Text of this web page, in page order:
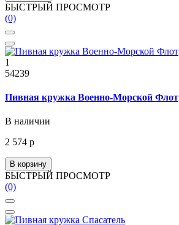
БЫСТРЫЙ ПРОСМОТР
(0)
1
54239
Пивная кружка Военно-Морской Флот
В наличии
2 574 р
В корзину
БЫСТРЫЙ ПРОСМОТР
(0)